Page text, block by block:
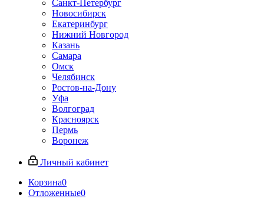
Санкт-Петербург
Новосибирск
Екатеринбург
Нижний Новгород
Казань
Самара
Омск
Челябинск
Ростов-на-Дону
Уфа
Волгоград
Красноярск
Пермь
Воронеж
Личный кабинет
Корзина0
Отложенные0